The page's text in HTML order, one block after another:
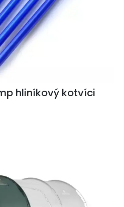
hliníkový kotvíci